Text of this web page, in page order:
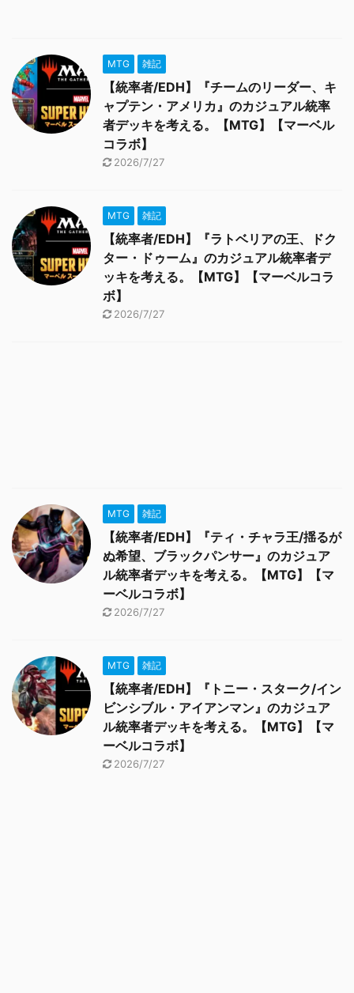
MTG 雑記
【統率者/EDH】『チームのリーダー、キ
ャプテン・アメリカ』のカジュアル統率
者デッキを考える。【MTG】【マーベル
コラボ】
2026/7/27
MTG 雑記
【統率者/EDH】『ラトベリアの王、ドク
ター・ドゥーム』のカジュアル統率者デ
ッキを考える。【MTG】【マーベルコラ
ボ】
2026/7/27
MTG 雑記
【統率者/EDH】『ティ・チャラ王/揺るが
ぬ希望、ブラックパンサー』のカジュア
ル統率者デッキを考える。【MTG】【マ
ーベルコラボ】
2026/7/27
MTG 雑記
【統率者/EDH】『トニー・スターク/イン
ビンシブル・アイアンマン』のカジュア
ル統率者デッキを考える。【MTG】【マ
ーベルコラボ】
2026/7/27